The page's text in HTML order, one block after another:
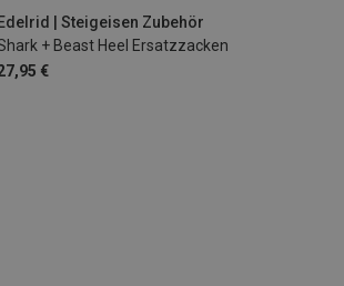
Edelrid | Steigeisen Zubehör
+ Beast Heel Ersatzzacken
€